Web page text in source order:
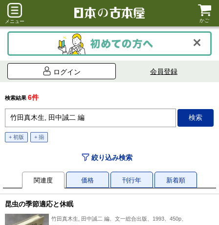
メニュー かご
ログイン 会員登録
検索結果 6件
+ 初版 + 揃
絞り込み検索
関連度 価格 刊行年 新着順
昆虫の季節適応と休眠
竹田真木生, 田中誠二 編、文一総合出版、1993、450p、